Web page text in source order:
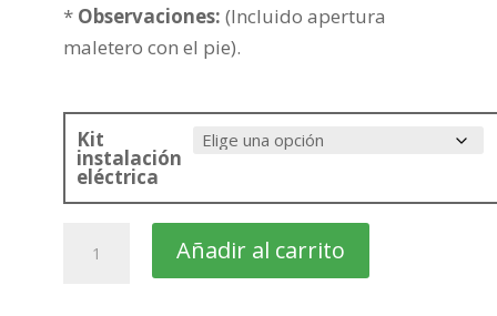
* Observaciones: (Incluido apertura
maletero con el pie).
Kit
instalación
eléctrica
Qashqai
Añadir al carrito